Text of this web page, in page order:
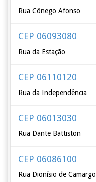
Rua Cônego Afonso
CEP 06093080
Rua da Estação
CEP 06110120
Rua da Independência
CEP 06013030
Rua Dante Battiston
CEP 06086100
Rua Dionísio de Camargo